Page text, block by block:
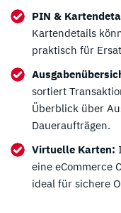
PIN &
Kartendetails
praktisch für
sortiert
Überblick über
Daueraufträgen.
Virtuelle Karten:
eine eCommerce
ideal für sichere